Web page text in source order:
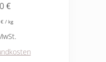
€
€ /kg